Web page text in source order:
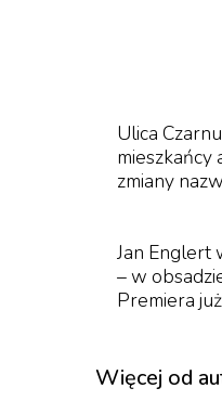
„
surową
„Bored
Ulica
zmiany
Jan Englert
– w
Premiera
Więcej od